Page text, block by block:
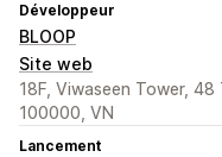
Développeur
BLOOP
Site web
18F, Viwaseen Tower, 48
100000, VN
Lancement